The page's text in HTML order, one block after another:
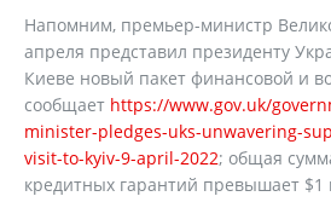
Напомним, премьер-министр
апреля представил президенту
Киеве новый пакет финансовой и
сообщает https://www.gov.uk/
minister-pledges-uks-unwavering-
visit-to-kyiv-9-april-2022; общая
кредитных гарантий превышает $1